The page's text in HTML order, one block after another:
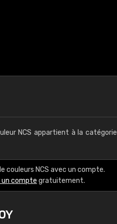
NCS appartient à la catégorie
couleurs NCS avec un compte.
un compte gratuitement.